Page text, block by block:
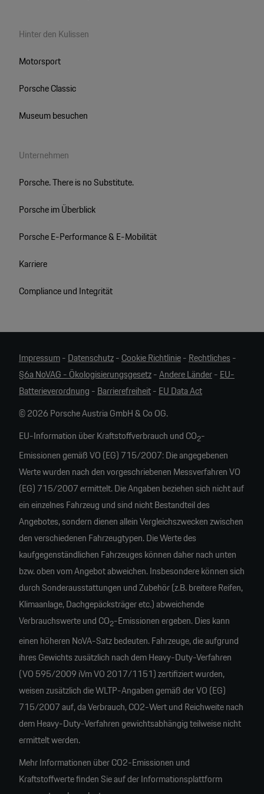
Hinter den Kulissen
Motorsport
Porsche Classic
Museum besuchen
Unternehmen
Porsche. There is no Substitute.
Porsche im Überblick
Porsche E-Performance & E-Mobilität
Karriere
Compliance und Integrität
Impressum-Datenschutz-Cookie Richtlinie-Rechtliches-
§6a NoVAG - Ökologisierungsgesetz-Andere Länder-EU-
Batterieverordnung -Barrierefreiheit-EU Data Act
© 2026 Porsche Austria GmbH & Co OG.
EU-Information über Kraftstoffverbrauch und CO2-
Emissionen gemäß VO (EG) 715/2007: Die angegebenen
Werte wurden nach den vorgeschriebenen Messverfahren VO
(EG) 715/2007 ermittelt. Die Angaben beziehen sich nicht auf
ein einzelnes Fahrzeug und sind nicht Bestandteil des
Angebotes, sondern dienen allein Vergleichszwecken zwischen
den verschiedenen Fahrzeugtypen. Die Werte des
kaufgegenständlichen Fahrzeuges können daher nach unten
bzw. oben vom Angebot abweichen. Insbesondere können sich
durch Sonderausstattungen und Zubehör (z.B. breitere Reifen,
Klimaanlage, Dachgepäcksträger etc.) abweichende
Verbrauchswerte und CO2-Emissionen ergeben. Dies kann
einen höheren NoVA-Satz bedeuten. Fahrzeuge, die aufgrund
ihres Gewichts zusätzlich nach dem Heavy-Duty-Verfahren
(VO 595/2009 iVm VO 2017/1151) zertifiziert wurden,
weisen zusätzlich die WLTP-Angaben gemäß der VO (EG)
715/2007 auf, da Verbrauch, CO2-Wert und Reichweite nach
dem Heavy-Duty-Verfahren gewichtsabhängig teilweise nicht
ermittelt werden.
Mehr Informationen über CO2-Emissionen und
Kraftstoffwerte finden Sie auf der Informationsplattform